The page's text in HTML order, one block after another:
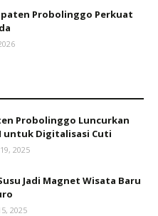
Probolinggo Perkuat
Probolinggo Luncurkan
untuk Digitalisasi Cuti
2025
Jadi Magnet Wisata Baru
2025